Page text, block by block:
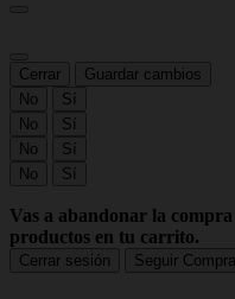
Cerrar
Guardar cambios
No
Sí
No
Sí
No
Sí
No
Sí
Vas a abandonar la
productos en tu carrito.
Cerrar sesión Seguir